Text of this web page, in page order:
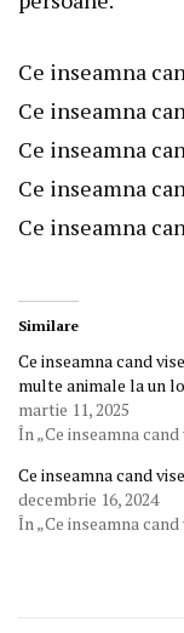
Ce inseamna
Ce inseamna
Ce inseamna
Ce inseamna
Ce inseamna
Similare
Ce inseamna cand
multe animale la un
martie 11, 2025
În „Ce inseamna cand
Ce inseamna cand
decembrie 16, 2024
În „Ce inseamna cand